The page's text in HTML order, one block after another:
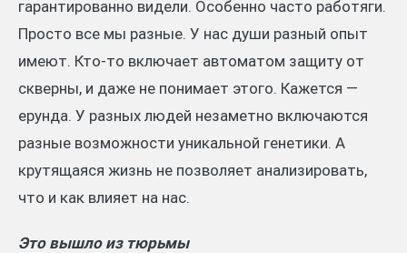
гарантированно видели. Особенно часто работяги.
Просто все мы разные. У нас души разный опыт
имеют. Кто-то включает автоматом защиту от
скверны, и даже не понимает этого. Кажется —
ерунда. У разных людей незаметно включаются
разные возможности уникальной генетики. А
крутящаяся жизнь не позволяет анализировать,
что и как влияет на нас.
Это вышло из тюрьмы